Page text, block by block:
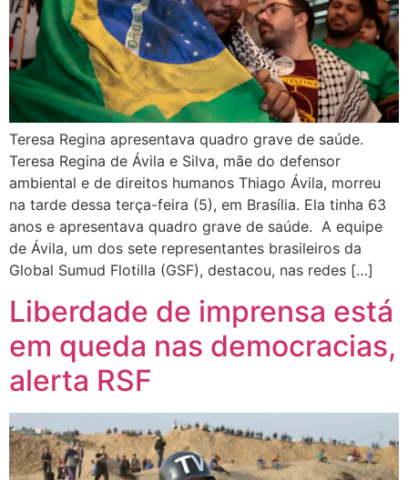
Teresa Regina apresentava quadro grave de saúde.
Teresa Regina de Ávila e Silva, mãe do defensor
ambiental e de direitos humanos Thiago Ávila, morreu
na tarde dessa terça-feira (5), em Brasília. Ela tinha 63
anos e apresentava quadro grave de saúde. A equipe
de Ávila, um dos sete representantes brasileiros da
Global Sumud Flotilla (GSF), destacou, nas redes […]
Liberdade de imprensa está
em queda nas democracias,
alerta RSF